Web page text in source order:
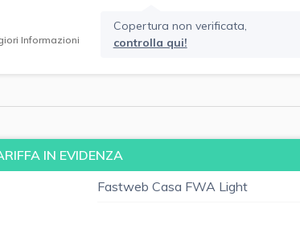
Informazioni
Copertura non verificata,
controlla qui!
IN EVIDENZA
Fastweb Casa FWA Light